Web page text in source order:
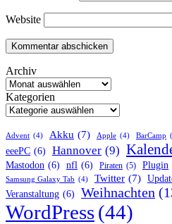
Website
Archiv
Kategorien
Advent (4) Akku (7) Apple (4) BarCamp
eeePC (6) Hannover (9)
Mastodon (6) nfl (6) Piraten (5) Plugin
Samsung Galaxy Tab (4) Twitter (7)
Veranstaltung (6) Weihnachten
WordPress(44)